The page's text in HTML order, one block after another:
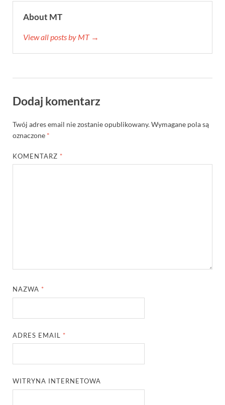
About MT
View all posts by MT →
Dodaj komentarz
Twój adres email nie zostanie opublikowany.Wymagane pola są
oznaczone *
KOMENTARZ *
NAZWA *
ADRES EMAIL *
WITRYNA INTERNETOWA